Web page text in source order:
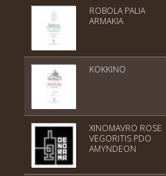
ROBOLA PALIA
ARMAKIA
KOKKINO
XINOMAVRO ROSE
VEGORITIS PDO
AMYNDEON